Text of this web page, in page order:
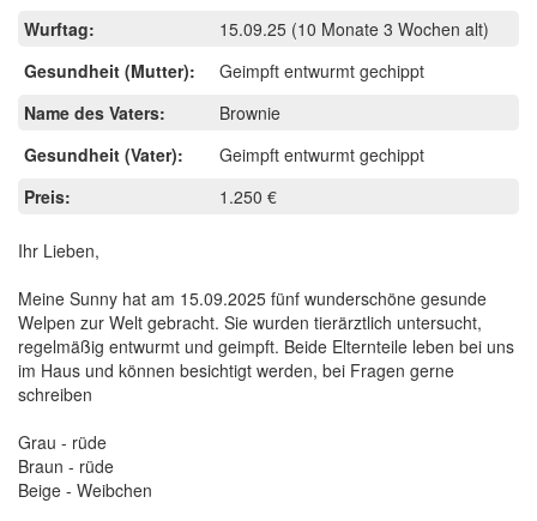
Wurftag:
15.09.25 (10 Monate 3 Wochen alt)
Gesundheit (Mutter):
Geimpft entwurmt gechippt
Name des Vaters:
Brownie
Gesundheit (Vater):
Geimpft entwurmt gechippt
Preis:
1.250 €
Ihr Lieben,
Meine Sunny hat am 15.09.2025 fünf wunderschöne gesunde
Welpen zur Welt gebracht. Sie wurden tierärztlich untersucht,
regelmäßig entwurmt und geimpft. Beide Elternteile leben bei uns
im Haus und können besichtigt werden, bei Fragen gerne
schreiben
Grau - rüde
Braun - rüde
Beige - Weibchen